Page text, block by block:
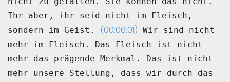
Ihr aber, ihr seid nicht im Fleisch,
sondern im Geist.
(00:06:01) Wir sind nicht
mehr im Fleisch.
Das Fleisch ist nicht
mehr das prägende Merkmal.
Das ist nicht
mehr unsere Stellung, dass wir durch das